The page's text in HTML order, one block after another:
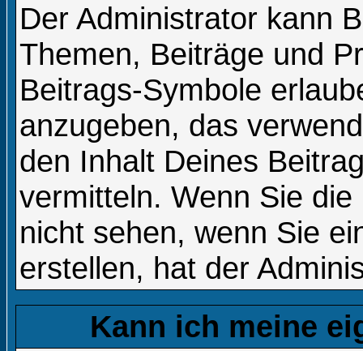
Der Administrator kann
Themen, Beiträge und
Beitrags-Symbole
anzugeben, das
den Inhalt Deines
vermitteln. Wenn Sie
nicht sehen, wenn Sie
erstellen, hat der
Kann ich meine